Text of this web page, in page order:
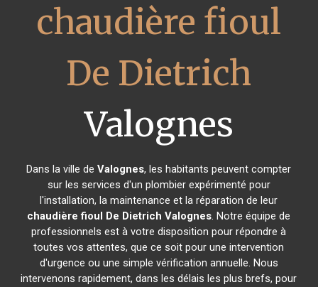
chaudière fioul
De Dietrich
Valognes
Dans la ville deValognes, les habitants peuvent compter
sur les services d'un plombier expérimenté pour
l'installation, la maintenance et la réparation de leur
chaudière fioul De Dietrich Valognes. Notre équipe de
professionnels est à votre disposition pour répondre à
toutes vos attentes, que ce soit pour une intervention
d'urgence ou une simple vérification annuelle. Nous
intervenons rapidement, dans les délais les plus brefs, pour